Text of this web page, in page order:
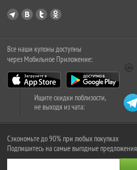
Все наши купоны доступны
через Мобильное Приложение:
Ищите скидки поблизости,
не выходя из чата:
Сэкономьте до 90% при любых покупках
Подпишитесь на самые выгодные предложения